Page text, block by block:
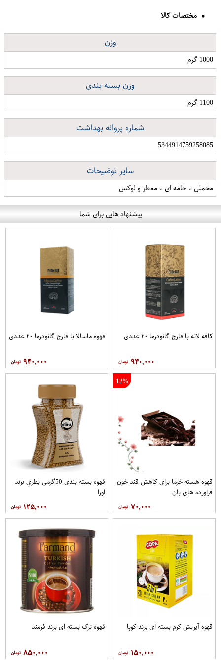
مختصات کالا
وزن
1000 گرم
وزن بسته بندی
1100 گرم
شماره پروانه بهداشت
5344914759258085
سایر توضیحات
مخملی ، خامه ای ، معطر و لوکس
پیشنهاد هایی برای شما
کافه لاته با قارچ گانودرما ۲۰ عددی
۹۴۰,۰۰۰
قهوه ماسالا با قارچ گانودرما ۲۰ عددی
۹۴۰,۰۰۰
12%
قهوه هسته خرما برای کاهش قند خون
فراورده های بان
۷۰,۰۰۰
قهوه بسته بندی 50گرمی بطري برند
اورا
۱۲۵,۰۰۰
قهوه آيريش کرم بسته ای برند کوپا
۱۵۰,۰۰۰
قهوه ترک بسته ای برند فرمند
۸۵۰,۰۰۰